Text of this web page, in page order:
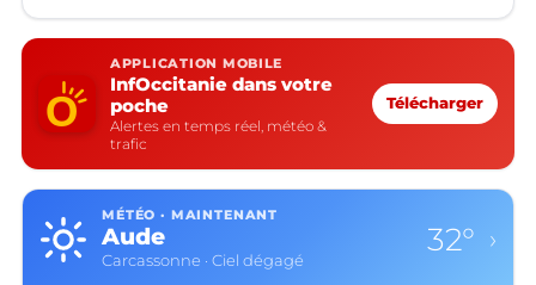
APPLICATION MOBILE
InfOccitanie dans votre
poche
Alertes en temps réel, météo &
trafic
Télécharger
MÉTÉO · MAINTENANT
Aude
Carcassonne · Ciel dégagé
32° ›